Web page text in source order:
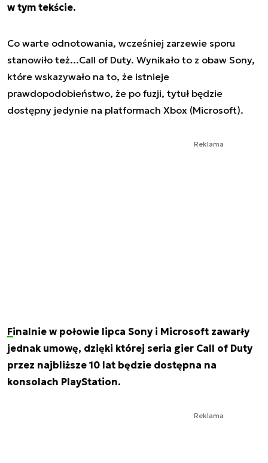
w tym tekście.
Co warte odnotowania, wcześniej zarzewie sporu
stanowiło też...Call of Duty. Wynikało to z obaw Sony,
które wskazywało na to, że istnieje
prawdopodobieństwo, że po fuzji, tytuł będzie
dostępny jedynie na platformach Xbox (Microsoft).
Reklama
Finalnie w połowie lipca Sony i Microsoft zawarły
jednak umowę, dzięki której seria gier Call of Duty
przez najbliższe 10 lat będzie dostępna na
konsolach PlayStation.
Reklama